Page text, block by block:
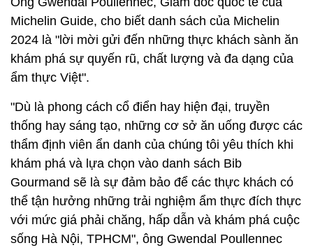
Michelin Guide, cho biết danh sách của Michelin
2024 là "lời mời gửi đến những thực khách sành ăn
khám phá sự quyến rũ, chất lượng và đa dạng của
ẩm thực Việt".
"Dù là phong cách cổ điển hay hiện đại, truyền
thống hay sáng tạo, những cơ sở ăn uống được các
thẩm định viên ẩn danh của chúng tôi yêu thích khi
khám phá và lựa chọn vào danh sách Bib
Gourmand sẽ là sự đảm bảo để các thực khách có
thể tận hưởng những trải nghiệm ẩm thực đích thực
với mức giá phải chăng, hấp dẫn và khám phá cuộc
sống Hà Nội, TPHCM", ông Gwendal Poullennec